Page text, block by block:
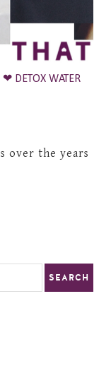
ديتكوس المويا! فوائده! ووصفات لذيذة ❤ DETOX WATER
over the years